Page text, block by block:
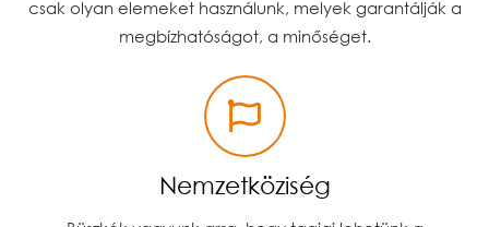
csak olyan elemeket használunk, melyek garantálják a
megbízhatóságot, a minőséget.
Nemzetköziség